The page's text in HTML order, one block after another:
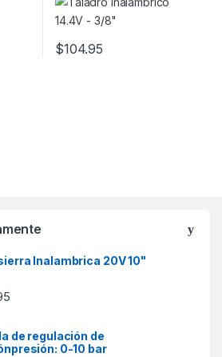
$104.95
Inalambrica 20V 10"
de regulación de
0-10 bar